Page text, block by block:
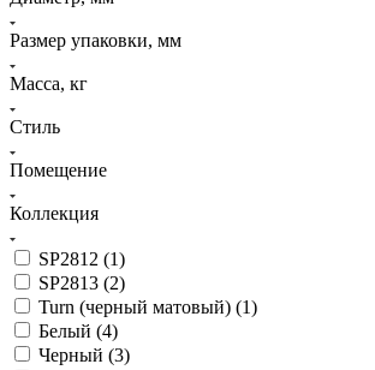
Размер упаковки, мм
Масса, кг
Стиль
Помещение
Коллекция
SP2812 (1)
SP2813 (2)
Turn (черный матовый) (1)
Белый (4)
Черный (3)